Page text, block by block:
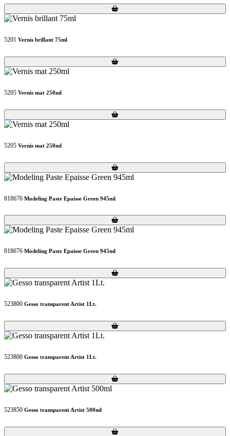
Loading...
Loading...
5201 Vernis brillant 75ml
Loading...
Loading...
5205 Vernis mat 250ml
Loading...
Loading...
5205 Vernis mat 250ml
Loading...
Loading...
818676 Modeling Paste Epaisse Green 945ml
Loading...
Loading...
818676 Modeling Paste Epaisse Green 945ml
Loading...
Loading...
523800 Gesso transparent Artist 1Lt.
Loading...
Loading...
523800 Gesso transparent Artist 1Lt.
Loading...
Loading...
523850 Gesso transparent Artist 500ml
Loading...
Loading...